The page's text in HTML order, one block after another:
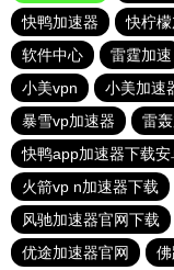
快鸭加速器
快柠
软件中心
雷霆加速
小美vpn
小美加速
暴雪vp加速器
雷
快鸭app加速器下载安
火箭vp n加速器下载
风驰加速器官网下载
优途加速器官网